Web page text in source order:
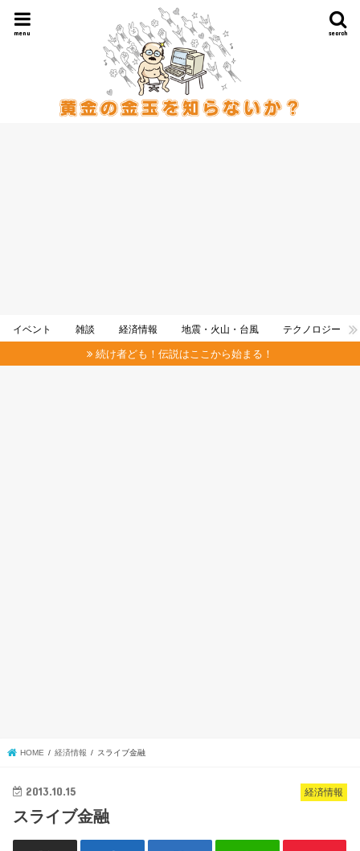
search
menu
イベント 雑談 経済情報 地震・火山・台風 テクノロジー
続け者ども！伝説はここから始まる！
HOME 経済情報 スライブ金融
経済情報
2013.10.15
スライブ金融